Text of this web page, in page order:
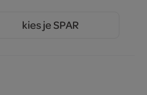
kies je SPAR